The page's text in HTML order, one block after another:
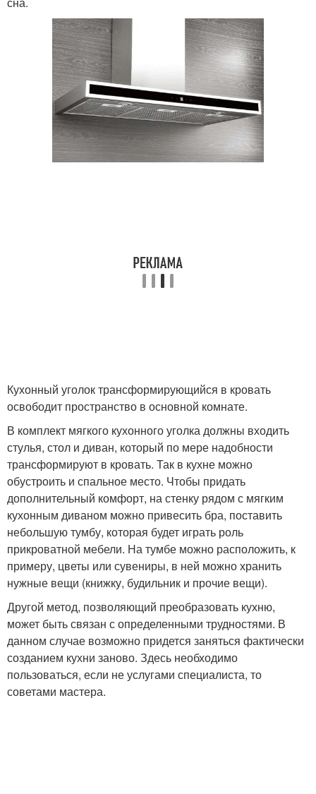
Кухонный уголок трансформирующийся в кровать
освободит пространство в основной комнате.
В комплект мягкого кухонного уголка должны входить
стулья, стол и диван, который по мере надобности
трансформируют в кровать. Так в кухне можно
обустроить и спальное место. Чтобы придать
дополнительный комфорт, на стенку рядом с мягким
кухонным диваном можно привесить бра, поставить
небольшую тумбу, которая будет играть роль
прикроватной мебели. На тумбе можно расположить, к
примеру, цветы или сувениры, в ней можно хранить
нужные вещи (книжку, будильник и прочие вещи).
Другой метод, позволяющий преобразовать кухню,
может быть связан с определенными трудностями. В
данном случае возможно придется заняться фактически
созданием кухни заново. Здесь необходимо
пользоваться, если не услугами специалиста, то
советами мастера.